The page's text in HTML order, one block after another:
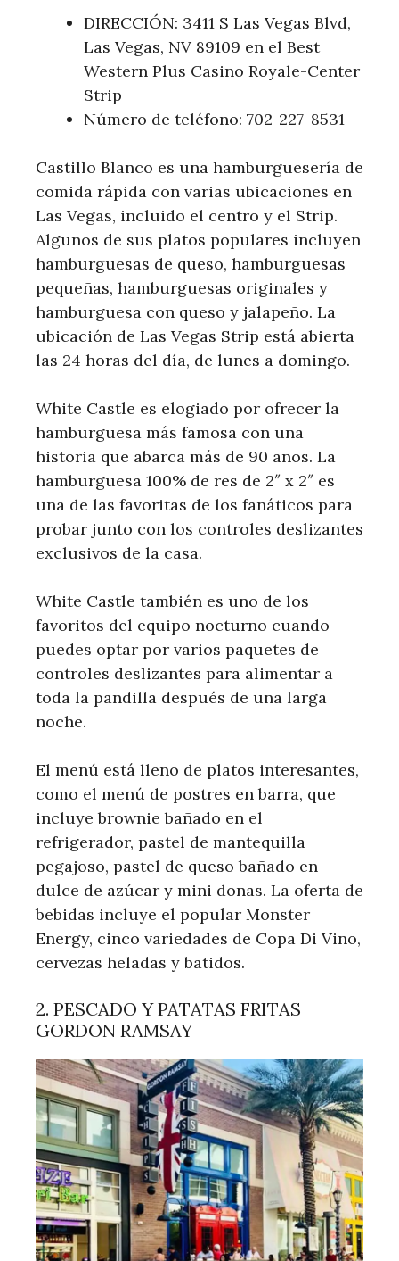
DIRECCIÓN: 3411 S Las Vegas Blvd,
Las Vegas, NV 89109 en el Best
Western Plus Casino Royale-Center
Strip
Número de teléfono: 702-227-8531
Castillo Blanco es una hamburguesería de
comida rápida con varias ubicaciones en
Las Vegas, incluido el centro y el Strip.
Algunos de sus platos populares incluyen
hamburguesas de queso, hamburguesas
pequeñas, hamburguesas originales y
hamburguesa con queso y jalapeño. La
ubicación de Las Vegas Strip está abierta
las 24 horas del día, de lunes a domingo.
White Castle es elogiado por ofrecer la
hamburguesa más famosa con una
historia que abarca más de 90 años. La
hamburguesa 100% de res de 2″ x 2″ es
una de las favoritas de los fanáticos para
probar junto con los controles deslizantes
exclusivos de la casa.
White Castle también es uno de los
favoritos del equipo nocturno cuando
puedes optar por varios paquetes de
controles deslizantes para alimentar a
toda la pandilla después de una larga
noche.
El menú está lleno de platos interesantes,
como el menú de postres en barra, que
incluye brownie bañado en el
refrigerador, pastel de mantequilla
pegajoso, pastel de queso bañado en
dulce de azúcar y mini donas. La oferta de
bebidas incluye el popular Monster
Energy, cinco variedades de Copa Di Vino,
cervezas heladas y batidos.
2. PESCADO Y PATATAS FRITAS
GORDON RAMSAY